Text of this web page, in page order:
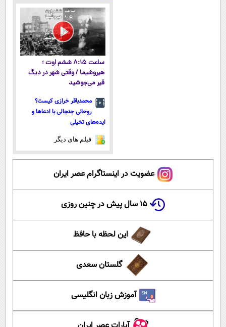
ساعت ۸:۱۵ ششم اوت ؛
هیروشیما / وقتی شهر در دیگ
قیر می‌جوشید
محمدباقر خرازی کیست؟
روحانی جنجالی با ادعاها و
ایده‌های تخیلی
فیلم های دیگر
عضویت در اینستاگرام عصر ایران
۱۵ سال پیش در چنین روزی
این لحظه با حافظ
گلستان سعدی
آموزش زبان انگلیسی